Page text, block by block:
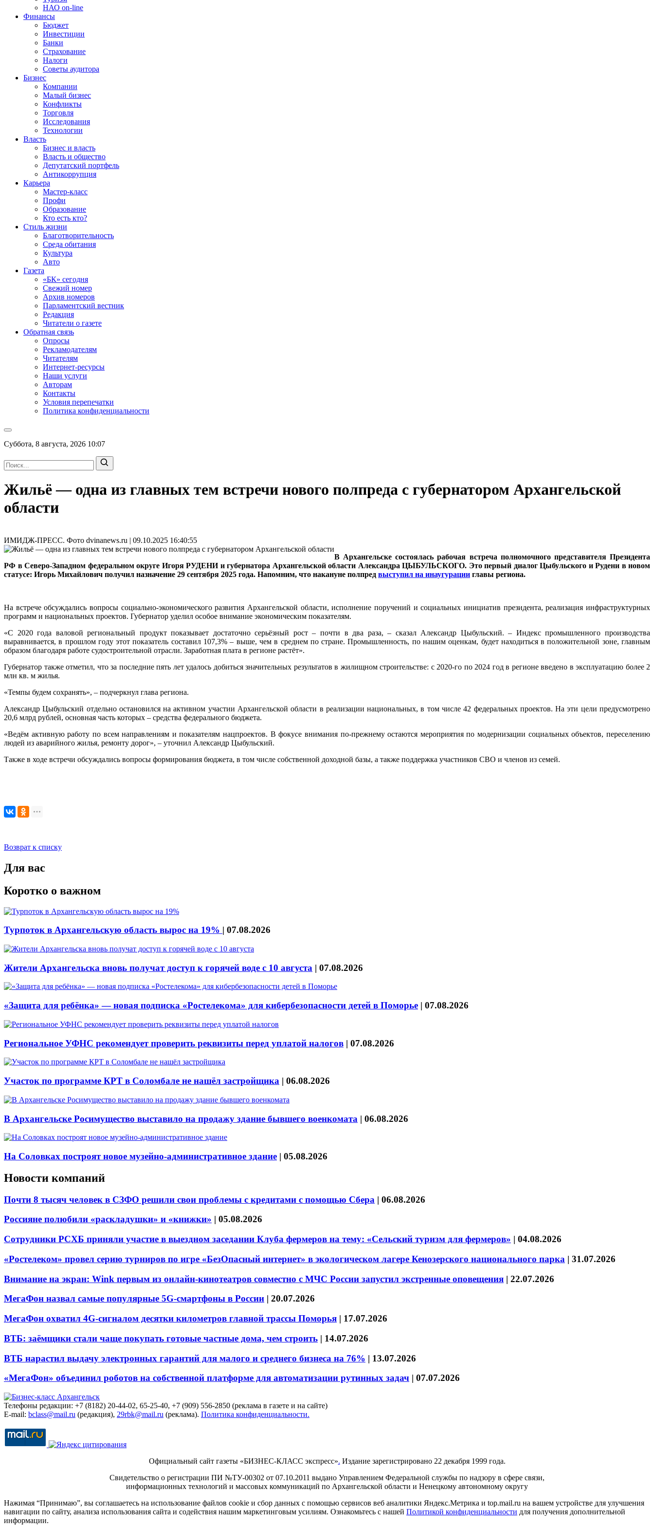
НАО on-line
Финансы
Бюджет
Инвестиции
Банки
Страхование
Налоги
Советы аудитора
Бизнес
Компании
Малый бизнес
Конфликты
Торговля
Исследования
Технологии
Власть
Бизнес и власть
Власть и общество
Депутатский портфель
Антикоррупция
Карьера
Мастер-класс
Профи
Образование
Кто есть кто?
Стиль жизни
Благотворительность
Среда обитания
Культура
Авто
Газета
«БК» сегодня
Свежий номер
Архив номеров
Парламентский вестник
Редакция
Читатели о газете
Обратная связь
Опросы
Рекламодателям
Читателям
Интернет-ресурсы
Наши услуги
Авторам
Контакты
Условия перепечатки
Политика конфиденциальности
Суббота, 8 августа, 2026 10:07
Жильё — одна из главных тем встречи нового полпреда с губернатором Архангельской
области
ИМИДЖ-ПРЕСС. Фото dvinanews.ru | 09.10.2025 16:40:55
В Архангельске состоялась рабочая встреча полномочного представителя Президента
РФ в Северо-Западном федеральном округе Игоря РУДЕНИ и губернатора Архангельской области Александра ЦЫБУЛЬСКОГО. Это первый диалог Цыбульского и Рудени в новом
статусе: Игорь Михайлович получил назначение 29 сентября 2025 года. Напомним, что накануне полпред выступил на инаугурации главы региона.
На встрече обсуждались вопросы социально-экономического развития Архангельской области, исполнение поручений и социальных инициатив президента, реализация инфраструктурных
программ и национальных проектов. Губернатор уделил особое внимание экономическим показателям.
«С 2020 года валовой региональный продукт показывает достаточно серьёзный рост – почти в два раза, – сказал Александр Цыбульский. – Индекс промышленного производства
выравнивается, в прошлом году этот показатель составил 107,3% – выше, чем в среднем по стране. Промышленность, по нашим оценкам, будет находиться в положительной зоне, главным
образом благодаря работе судостроительной отрасли. Заработная плата в регионе растёт».
Губернатор также отметил, что за последние пять лет удалось добиться значительных результатов в жилищном строительстве: с 2020-го по 2024 год в регионе введено в эксплуатацию более 2
млн кв. м жилья.
«Темпы будем сохранять», – подчеркнул глава региона.
Александр Цыбульский отдельно остановился на активном участии Архангельской области в реализации национальных, в том числе 42 федеральных проектов. На эти цели предусмотрено
20,6 млрд рублей, основная часть которых – средства федерального бюджета.
«Ведём активную работу по всем направлениям и показателям нацпроектов. В фокусе внимания по-прежнему остаются мероприятия по модернизации социальных объектов, переселению
людей из аварийного жилья, ремонту дорог», – уточнил Александр Цыбульский.
Также в ходе встречи обсуждались вопросы формирования бюджета, в том числе собственной доходной базы, а также поддержка участников СВО и членов из семей.
Возврат к списку
Для вас
Коротко о важном
Турпоток в Архангельскую область вырос на 19% | 07.08.2026
Жители Архангельска вновь получат доступ к горячей воде с 10 августа | 07.08.2026
«Защита для ребёнка» — новая подписка «Ростелекома» для кибербезопасности детей в Поморье | 07.08.2026
Региональное УФНС рекомендует проверить реквизиты перед уплатой налогов | 07.08.2026
Участок по программе КРТ в Соломбале не нашёл застройщика | 06.08.2026
В Архангельске Росимущество выставило на продажу здание бывшего военкомата | 06.08.2026
На Соловках построят новое музейно-административное здание | 05.08.2026
Новости компаний
Почти 8 тысяч человек в СЗФО решили свои проблемы с кредитами с помощью Сбера | 06.08.2026
Россияне полюбили «раскладушки» и «книжки» | 05.08.2026
Сотрудники РСХБ приняли участие в выездном заседании Клуба фермеров на тему: «Сельский туризм для фермеров» | 04.08.2026
«Ростелеком» провел серию турниров по игре «БезОпасный интернет» в экологическом лагере Кенозерского национального парка | 31.07.2026
Внимание на экран: Wink первым из онлайн-кинотеатров совместно с МЧС России запустил экстренные оповещения | 22.07.2026
МегаФон назвал самые популярные 5G-смартфоны в России | 20.07.2026
МегаФон охватил 4G-сигналом десятки километров главной трассы Поморья | 17.07.2026
ВТБ: заёмщики стали чаще покупать готовые частные дома, чем строить | 14.07.2026
ВТБ нарастил выдачу электронных гарантий для малого и среднего бизнеса на 76% | 13.07.2026
«МегаФон» объединил роботов на собственной платформе для автоматизации рутинных задач | 07.07.2026
Телефоны редакции: +7 (8182) 20-44-02, 65-25-40, +7 (909) 556-2850 (реклама в газете и на сайте)
E-mail: bclass@mail.ru (редакция), 29rbk@mail.ru (реклама). Политика конфиденциальности.
Официальный сайт газеты «БИЗНЕС-КЛАСС экспресс». Издание зарегистрировано 22 декабря 1999 года.
Свидетельство о регистрации ПИ №ТУ-00302 от 07.10.2011 выдано Управлением Федеральной службы по надзору в сфере связи,
информационных технологий и массовых коммуникаций по Архангельской области и Ненецкому автономному округу
Нажимая “Принимаю”, вы соглашаетесь на использование файлов cookie и сбор данных с помощью сервисов веб аналитики Яндекс.Метрика и top.mail.ru на вашем устройстве для улучшения
навигации по сайту, анализа использования сайта и содействия нашим маркетинговым усилиям. Ознакомьтесь с нашей Политикой конфиденциальности для получения дополнительной
информации.